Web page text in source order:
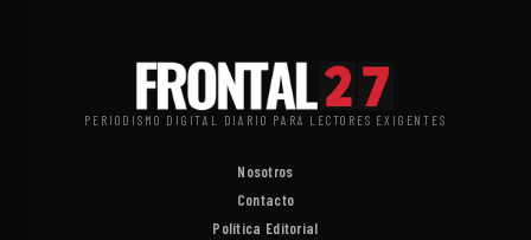
PERIODISMO DIGITAL DIARIO PARA LECTORES EXIGENTES
Nosotros
Contacto
Política Editorial